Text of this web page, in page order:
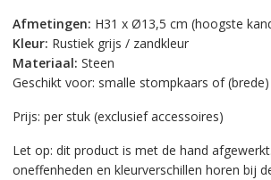
Afmetingen: H31 x Ø13,5 cm (hoogste
Kleur: Rustiek grijs / zandkleur
Materiaal: Steen
Geschikt voor: smalle stompkaars of
Prijs: per stuk (exclusief accessoires)
Let op: dit product is met de hand
oneffenheden en kleurverschillen horen bij